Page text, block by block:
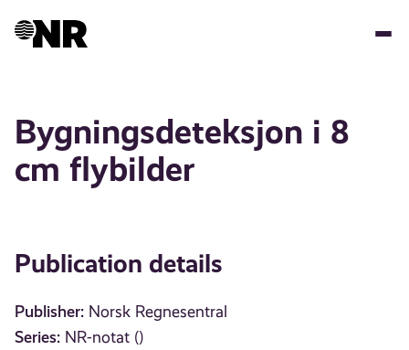
Bygningsdeteksjon i 8
cm flybilder
Publication details
Publisher: Norsk Regnesentral
Series: NR-notat ()